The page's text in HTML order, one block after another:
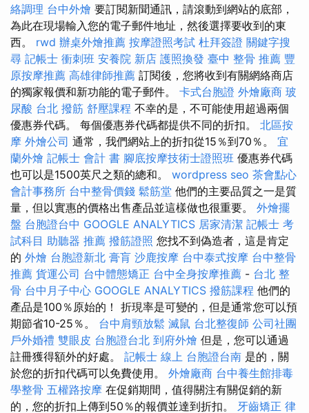
絡調理 台中外燴 要訂閱新聞通訊，請滾動到網站的底部，
為此在現場輸入您的電子郵件地址，然後選擇要收到的東
西。 rwd 辦桌外燴推薦 按摩證照考試 杜拜簽證 關鍵字搜
尋 記帳士 衝刺班 安養院 新店 護照換發 臺中 整骨 推薦 豐
原按摩推薦 高雄律師推薦 訂閱後，您將收到有關網絡商店
的獨家報價和新功能的電子郵件。 卡式台胞證 外燴廠商 玻
尿酸 台北 撥筋 舒壓課程 不幸的是，不可能使用超過兩個
優惠券代碼。 每個優惠券代碼都提供不同的折扣。 北區按
摩 外燴公司 通常，我們網站上的折扣從15％到70％。 宜
蘭外燴 記帳士 會計 書 腳底按摩技術士證照班 優惠券代碼
也可以是1500英尺之類的總和。 wordpress seo 茶會點心
會計事務所 台中整骨價錢 鬆筋堂 他們的主要品質之一是質
量，但以實惠的價格出售產品並這樣做也很重要。 外燴擺
盤 台胞證台中 GOOGLE ANALYTICS 居家清潔 記帳士 考
試科目 助聽器 推薦 撥筋證照 您找不到偽造者，這是肯定
的 外燴 台胞證新北 膏肓 沙鹿按摩 台中泰式按摩 台中整骨
推薦 貨運公司 台中體態矯正 台中全身按摩推薦 - 台北 整
骨 台中月子中心 GOOGLE ANALYTICS 撥筋課程 他們的
產品是100％原始的！ 折現率是可變的，但是通常您可以預
期節省10-25％。 台中肩頸放鬆 滅鼠 台北整復師 公司社團
戶外婚禮 雙眼皮 台胞證台北 到府外燴 但是，您可以通過
註冊獲得額外的好處。 記帳士 線上 台胞證台南 是的，關
於您的折扣代碼可以免費使用。 外燴廠商 台中養生館排毒
學整骨 五權路按摩 在促銷期間，值得關注有關促銷的新
的，您的折扣上傳到50％的報價並達到折扣。 牙齒矯正 律